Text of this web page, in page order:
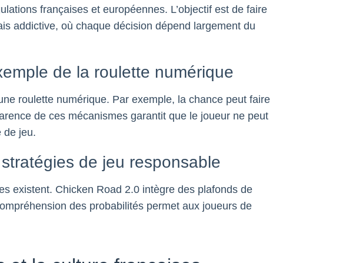
françaises et européennes. L’objectif est de faire
addictive, où chaque décision dépend largement du
de la roulette numérique
roulette numérique. Par exemple, la chance peut faire
de ces mécanismes garantit que le joueur ne peut
de jeu.
de jeu responsable
existent. Chicken Road 2.0 intègre des plafonds de
des probabilités permet aux joueurs de